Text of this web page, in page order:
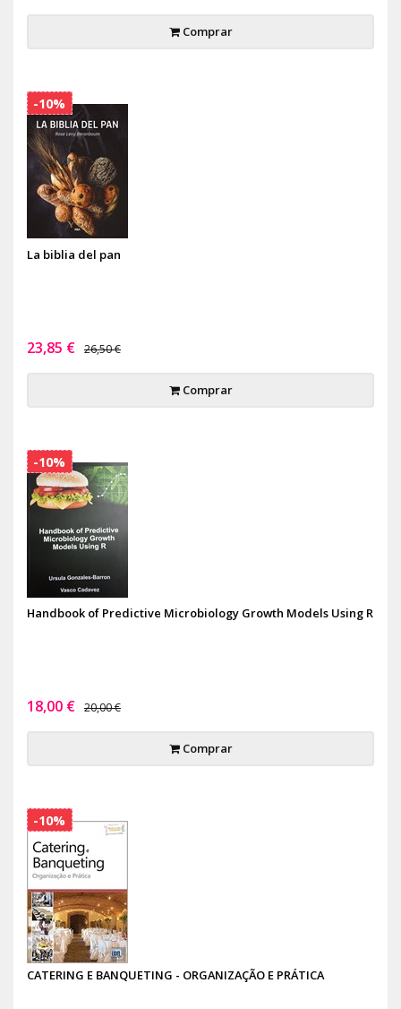
Comprar
La biblia del pan
23,85 € 26,50 €
Comprar
-10%
Handbook of Predictive Microbiology Growth Models Using R
18,00 € 20,00 €
Comprar
-10%
CATERING E BANQUETING - ORGANIZAÇÃO E PRÁTICA
-10%